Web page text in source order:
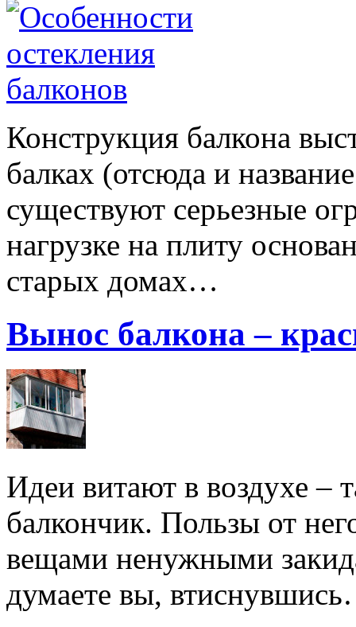
Конструкция балкона
балках (отсюда и
существуют серьезные
нагрузке на плиту
старых домах…
Вынос балкона –
Идеи витают в воздухе –
балкончик. Пользы от
вещами ненужными
думаете вы,